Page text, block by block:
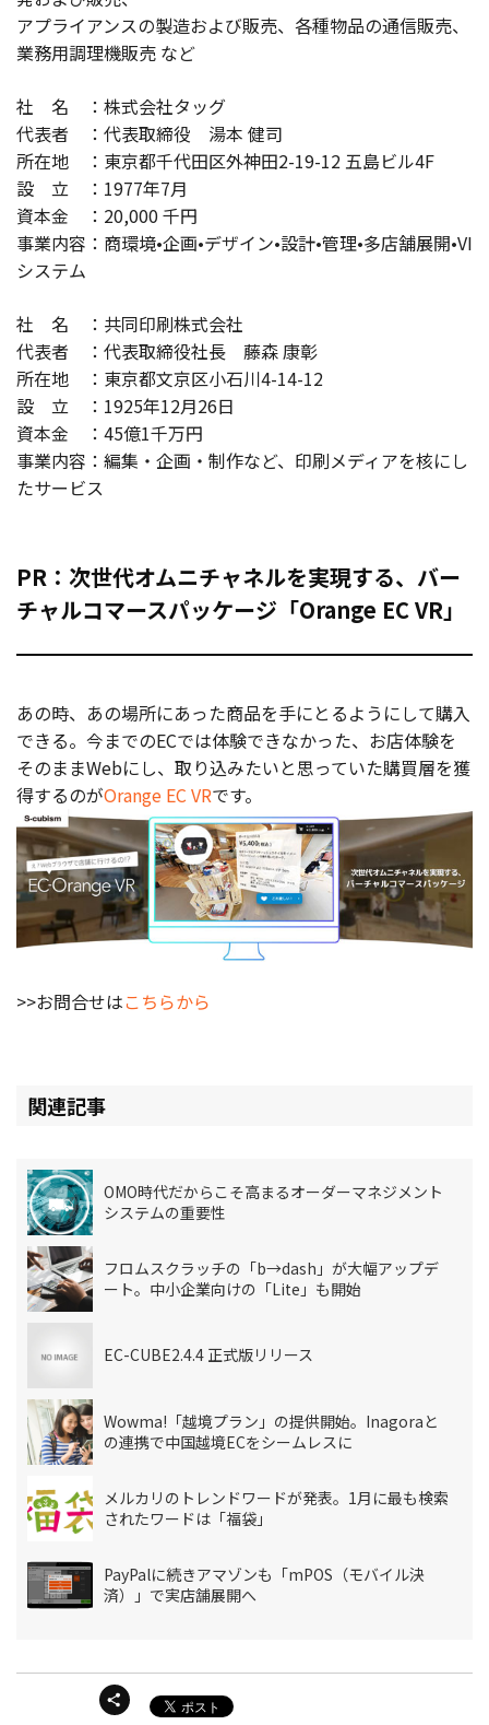
アプライアンスの製造および販売、各種物品の通信販売、
業務用調理機販売 など
社 名 ：株式会社タッグ
代表者 ：代表取締役 湯本 健司
所在地 ：東京都千代田区外神田2-19-12 五島ビル4F
設 立 ：1977年7月
資本金 ：20,000 千円
事業内容：商環境•企画•デザイン•設計•管理•多店舗展開•VI
システム
社 名 ：共同印刷株式会社
代表者 ：代表取締役社長 藤森 康彰
所在地 ：東京都文京区小石川4-14-12
設 立 ：1925年12月26日
資本金 ：45億1千万円
事業内容：編集・企画・制作など、印刷メディアを核にし
たサービス
PR：次世代オムニチャネルを実現する、バー
チャルコマースパッケージ「Orange EC VR」
あの時、あの場所にあった商品を手にとるようにして購入
できる。今までのECでは体験できなかった、お店体験を
そのままWebにし、取り込みたいと思っていた購買層を獲
得するのがOrange EC VRです。
>>お問合せはこちらから
関連記事
OMO時代だからこそ高まるオーダーマネジメント
システムの重要性
フロムスクラッチの「b→dash」が大幅アップデ
ート。中小企業向けの「Lite」も開始
EC-CUBE2.4.4 正式版リリース
Wowma!「越境プラン」の提供開始。Inagoraと
の連携で中国越境ECをシームレスに
メルカリのトレンドワードが発表。1月に最も検索
されたワードは「福袋」
PayPalに続きアマゾンも「mPOS（モバイル決
済）」で実店舗展開へ